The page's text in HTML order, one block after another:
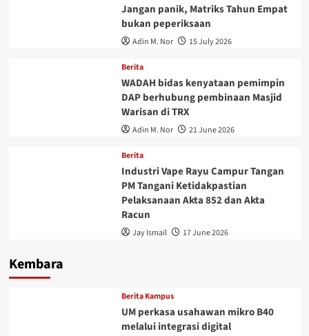
Jangan panik, Matriks Tahun Empat
bukan peperiksaan
Adin M. Nor 15 July 2026
Berita
WADAH bidas kenyataan pemimpin
DAP berhubung pembinaan Masjid
Warisan di TRX
Adin M. Nor 21 June 2026
Berita
Industri Vape Rayu Campur Tangan
PM Tangani Ketidakpastian
Pelaksanaan Akta 852 dan Akta
Racun
Jay Ismail 17 June 2026
Kembara
Berita Kampus
UM perkasa usahawan mikro B40
melalui integrasi digital